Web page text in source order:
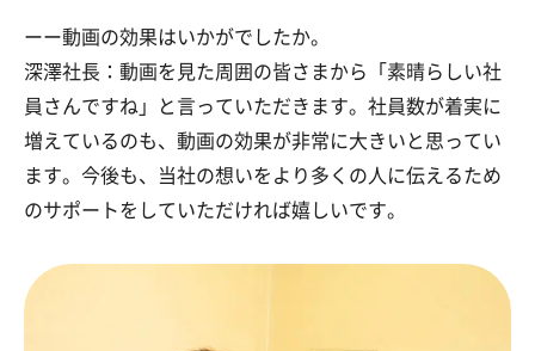
ーー動画の効果はいかがでしたか。
深澤社長：動画を見た周囲の皆さまから「素晴らしい社
員さんですね」と言っていただきます。社員数が着実に
増えているのも、動画の効果が非常に大きいと思ってい
ます。今後も、当社の想いをより多くの人に伝えるため
のサポートをしていただければ嬉しいです。